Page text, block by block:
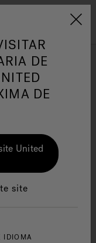
Jacuzzi&reg; EMEA
DE
DE
United
site
IDIOMA